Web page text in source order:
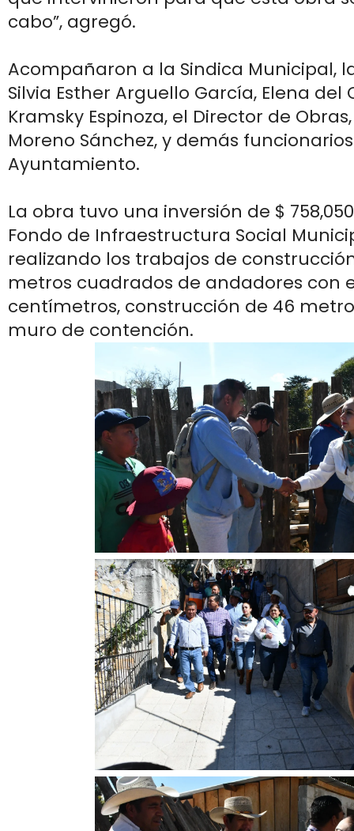
cabo”, agregó.
Acompañaron a la Sindica Municipal,
Silvia Esther Arguello García, Elena del
Kramsky Espinoza, el Director de
Moreno Sánchez, y demás
Ayuntamiento.
La obra tuvo una inversión de $
Fondo de Infraestructura Social
realizando los trabajos de
metros cuadrados de andadores con
centímetros, construcción de 46
muro de contención.